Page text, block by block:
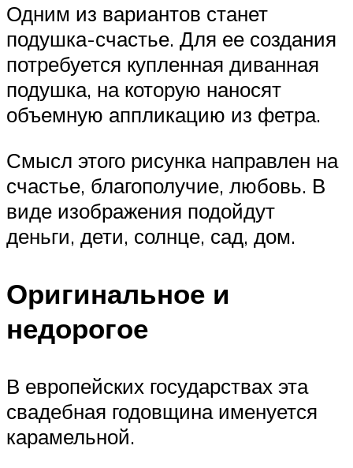
Одним из вариантов станет
подушка-счастье. Для ее создания
потребуется купленная диванная
подушка, на которую наносят
объемную аппликацию из фетра.
Смысл этого рисунка направлен на
счастье, благополучие, любовь. В
виде изображения подойдут
деньги, дети, солнце, сад, дом.
Оригинальное и
недорогое
В европейских государствах эта
свадебная годовщина именуется
карамельной.